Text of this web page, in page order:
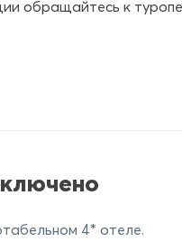
обращайтесь к
4* отеле.